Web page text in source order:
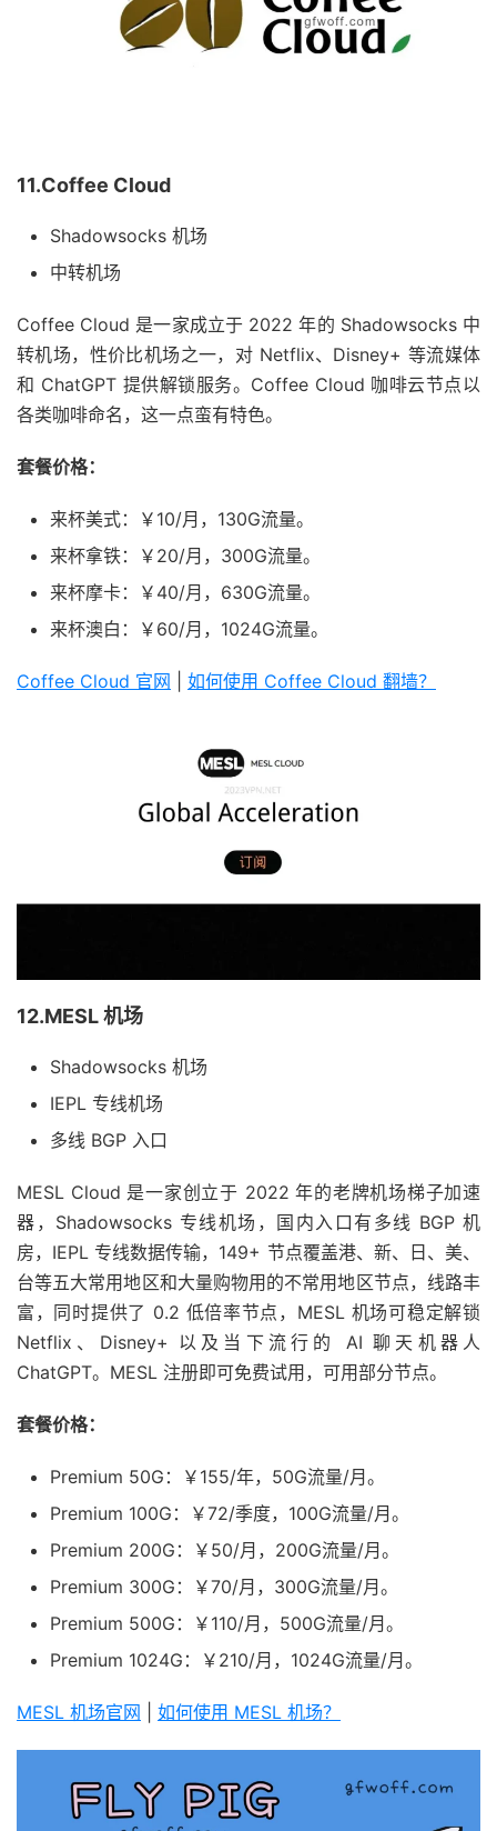
11.Coffee Cloud
Shadowsocks 机场
中转机场
Coffee Cloud 是一家成立于 2022 年的 Shadowsocks 中
转机场，性价比机场之一，对 Netflix、Disney+ 等流媒体
和 ChatGPT 提供解锁服务。Coffee Cloud 咖啡云节点以
各类咖啡命名，这一点蛮有特色。
套餐价格：
来杯美式：￥10/月，130G流量。
来杯拿铁：￥20/月，300G流量。
来杯摩卡：￥40/月，630G流量。
来杯澳白：￥60/月，1024G流量。
Coffee Cloud 官网 如何使用 Coffee Cloud 翻墙？
12.MESL 机场
Shadowsocks 机场
IEPL 专线机场
多线 BGP 入口
MESL Cloud 是一家创立于 2022 年的老牌机场梯子加速
器，Shadowsocks 专线机场，国内入口有多线 BGP 机
房，IEPL 专线数据传输，149+ 节点覆盖港、新、日、美、
台等五大常用地区和大量购物用的不常用地区节点，线路丰
富，同时提供了 0.2 低倍率节点，MESL 机场可稳定解锁
Netflix、Disney+ 以及当下流行的 AI 聊天机器人
ChatGPT。MESL 注册即可免费试用，可用部分节点。
套餐价格：
Premium 50G：￥155/年，50G流量/月。
Premium 100G：￥72/季度，100G流量/月。
Premium 200G：￥50/月，200G流量/月。
Premium 300G：￥70/月，300G流量/月。
Premium 500G：￥110/月，500G流量/月。
Premium 1024G：￥210/月，1024G流量/月。
MESL 机场官网 如何使用 MESL 机场？